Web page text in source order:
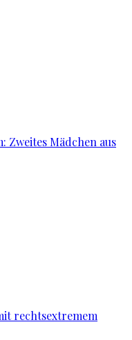
Zweites Mädchen aus
rechtsextremem